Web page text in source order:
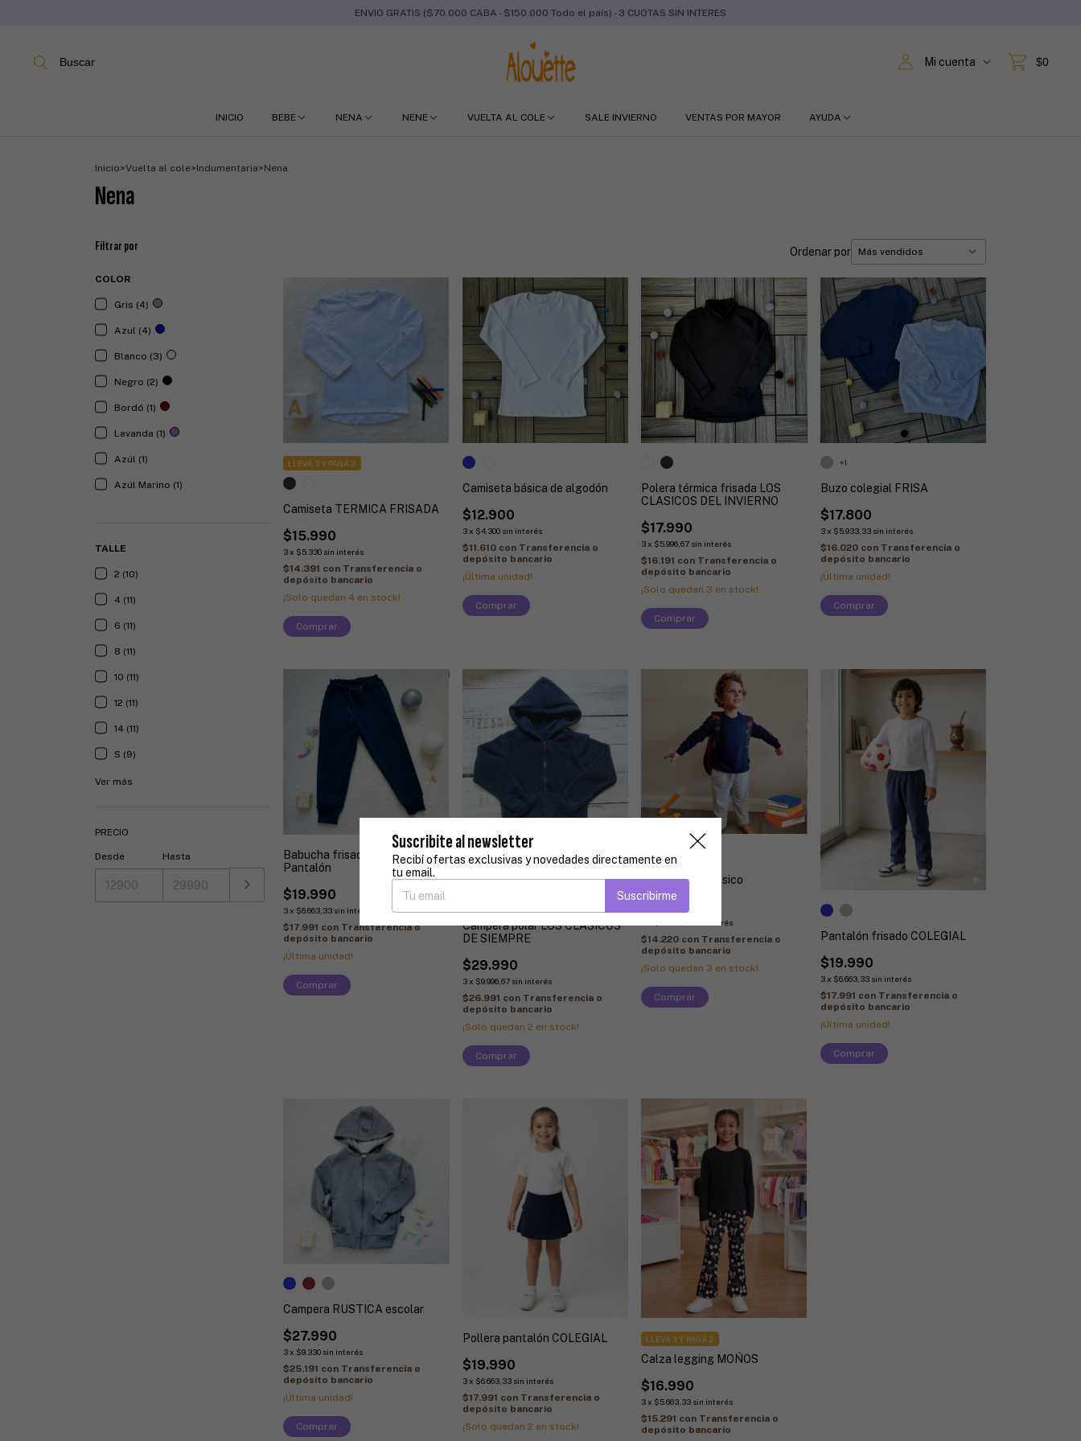
ENVIO GRATIS ($70.000 CABA - $150.000 Todo el país) - 3 CUOTAS SIN INTERES
Buscar Mi cuenta $0
INICIO BEBE NENA NENE VUELTA AL COLE SALE INVIERNO VENTAS POR MAYOR AYUDA
Inicio>Vuelta al cole>Indumentaria>Nena
Nena
Filtrar por
COLOR
Gris (4)
Azul (4)
Blanco (3)
Negro (2)
Bordó (1)
Lavanda (1)
Azúl (1)
Azúl Marino (1)
TALLE
2 (10)
4 (11)
6 (11)
8 (11)
10 (11)
12 (11)
14 (11)
S (9)
Ver más
PRECIO
Desde Hasta
Ordenar por
Camiseta TERMICA FRISADA
$15.990
3 x $5.330 sin interés
LLEVÁ 3 Y PAGÁ 2
$14.391 con Transferencia o
depósito bancario
¡Solo quedan 4 en stock!
Comprar
Camiseta básica de algodón
$12.900
3 x $4.300 sin interés
$11.610 con Transferencia o
depósito bancario
¡Última unidad!
Comprar
Polera térmica frisada LOS
CLASICOS DEL INVIERNO
$17.990
3 x $5.996,67 sin interés
$16.191 con Transferencia o
depósito bancario
¡Solo quedan 3 en stock!
Comprar
Buzo colegial FRISA
$17.800
3 x $5.933,33 sin interés
$16.020 con Transferencia o
depósito bancario
¡Última unidad!
+1
Comprar
Babucha frisada COLEGIAL -
Pantalón
$19.990
3 x $6.663,33 sin interés
$17.991 con Transferencia o
depósito bancario
¡Última unidad!
Comprar
Campera polar LOS CLASICOS
DE SIEMPRE
$29.990
3 x $9.996,67 sin interés
LLEVÁ 3 Y PAGÁ 2
$26.991 con Transferencia o
depósito bancario
¡Solo quedan 2 en stock!
Comprar
Buzo rústico básico
$15.800
sin interés
$14.220 con Transferencia o
depósito bancario
¡Solo quedan 3 en stock!
Comprar
Pantalón frisado COLEGIAL
$19.990
3 x $6.663,33 sin interés
$17.991 con Transferencia o
depósito bancario
¡Última unidad!
Comprar
Campera RUSTICA escolar
$27.990
3 x $9.330 sin interés
$25.191 con Transferencia o
depósito bancario
¡Última unidad!
Comprar
Pollera pantalón COLEGIAL
$19.990
3 x $6.663,33 sin interés
$17.991 con Transferencia o
depósito bancario
¡Solo quedan 2 en stock!
Calza legging MOÑOS
$16.990
3 x $5.663,33 sin interés
LLEVÁ 3 Y PAGÁ 2
$15.291 con Transferencia o
depósito bancario
Suscribite al newsletter
Recibí ofertas exclusivas y novedades directamente en
tu email.
Suscribirme